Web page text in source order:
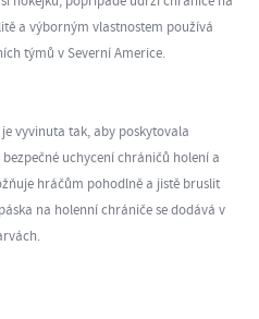
a výborným vlastnostem používá
týmů v Severní Americe.
je vyvinuta tak, aby poskytovala
uchycení chráničů holení a
hráčům pohodlně a jistě bruslit
na holenní chrániče se dodává v